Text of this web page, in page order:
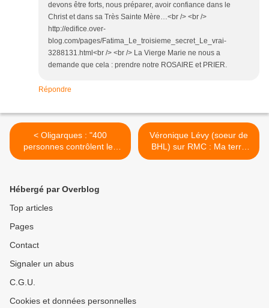
devons être forts, nous préparer, avoir confiance dans le
Christ et dans sa Très Sainte Mère…<br /> <br />
http://edifice.over-
blog.com/pages/Fatima_Le_troisieme_secret_Le_vrai-
3288131.html<br /> <br /> La Vierge Marie ne nous a
demande que cela : prendre notre ROSAIRE et PRIER.
Répondre
< Oligarques : "400
personnes contrôlent les
Etats-Unis" (Lawrence
Véronique Lévy (soeur de
BHL) sur RMC : Ma terre
promise c'est le Christ ! >
Hébergé par Overblog
Top articles
Pages
Contact
Signaler un abus
C.G.U.
Cookies et données personnelles